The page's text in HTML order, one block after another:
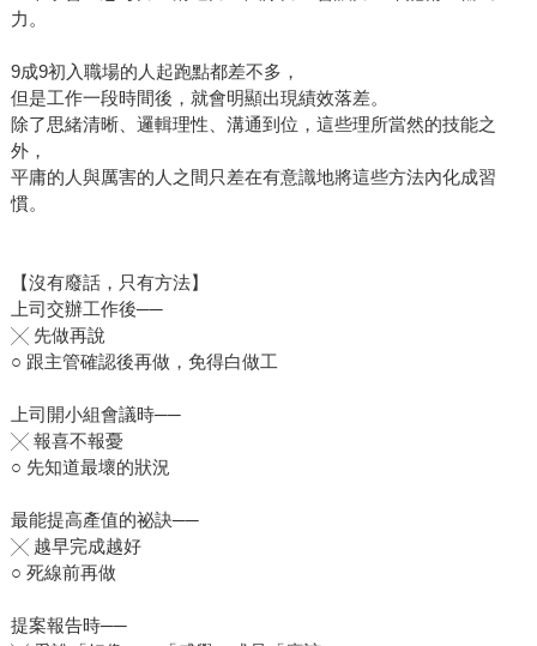
力。
9成9初入職場的人起跑點都差不多，
但是工作一段時間後，就會明顯出現績效落差。
除了思緒清晰、邏輯理性、溝通到位，這些理所當然的技能之
外，
平庸的人與厲害的人之間只差在有意識地將這些方法內化成習
慣。
【沒有廢話，只有方法】
上司交辦工作後──
╳ 先做再說
○ 跟主管確認後再做，免得白做工
上司開小組會議時──
╳ 報喜不報憂
○ 先知道最壞的狀況
最能提高產值的祕訣──
╳ 越早完成越好
○ 死線前再做
提案報告時──